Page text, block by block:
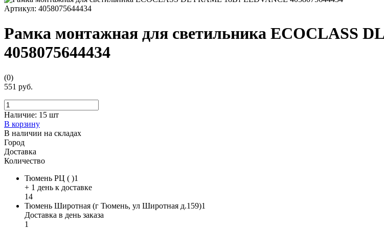
Артикул: 4058075644434
Рамка монтажная для светильника ECOCLASS
4058075644434
(0)
551 руб.
Наличие: 15 шт
В корзину
В наличии на складах
Город
Доставка
Количество
Тюмень РЦ ( )1
+ 1 день к доставке
14
Тюмень Широтная (г Тюмень, ул Широтная д.159)1
Доставка в день заказа
1